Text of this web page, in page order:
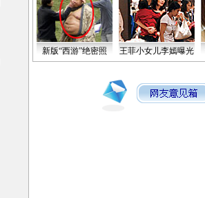
新版“西游”绝密照 王菲小女儿李嫣曝光